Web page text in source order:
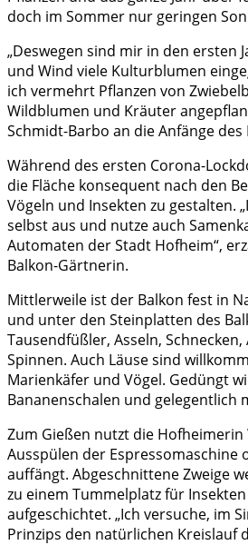
doch im Sommer nur geringen
„Deswegen sind mir in den ersten
und Wind viele Kulturblumen
ich vermehrt Pflanzen von
Wildblumen und Kräuter
Schmidt-Barbo an die Anfänge des
Während des ersten Corona-
die Fläche konsequent nach den
Vögeln und Insekten zu gestalten.
selbst aus und nutze auch
Automaten der Stadt Hofheim“,
Balkon-Gärtnerin.
Mittlerweile ist der Balkon fest in
und unter den Steinplatten des
Tausendfüßler, Asseln,
Spinnen. Auch Läuse sind
Marienkäfer und Vögel. Gedüngt
Bananenschalen und gelegentlich
Zum Gießen nutzt die Hofheimerin
Ausspülen der Espressomaschine
auffängt. Abgeschnittene Zweige
zu einem Tummelplatz für
aufgeschichtet. „Ich versuche, im
Prinzips den natürlichen Kreislauf